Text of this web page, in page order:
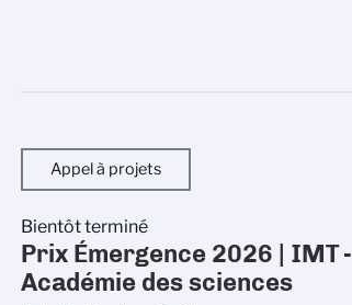
Appel à projets
Bientôt terminé
Prix Émergence 2026 | IMT -
Académie des sciences